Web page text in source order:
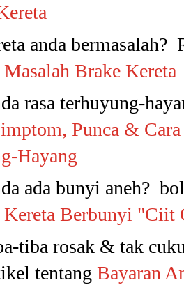
anda bermasalah?
Masalah Brake Kereta
rasa terhuyung-
Punca &
Hayang
ada bunyi aneh?
Kereta Berbunyi "Ciit
tiba rosak & tak
tentang Bayaran